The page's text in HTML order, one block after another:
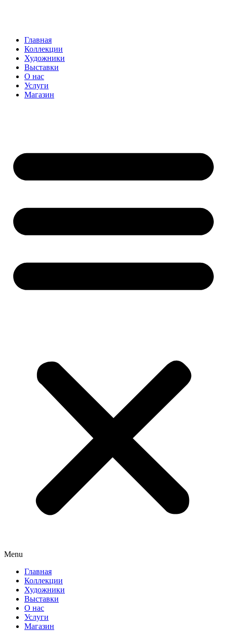
Главная
Коллекции
Художники
Выставки
О нас
Услуги
Магазин
Menu
Главная
Коллекции
Художники
Выставки
О нас
Услуги
Магазин